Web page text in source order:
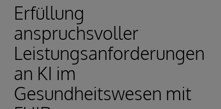
Erfüllung
anspruchsvoller
Leistungsanforderungen
an KI im
Gesundheitswesen mit